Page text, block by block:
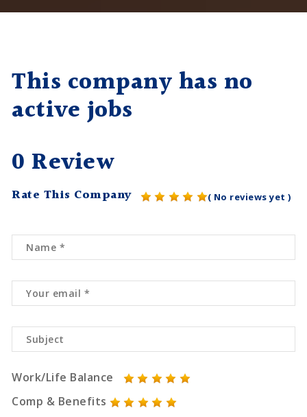
This company has no
active jobs
0 Review
Rate This Company ( No reviews yet )
Work/Life Balance
Comp & Benefits